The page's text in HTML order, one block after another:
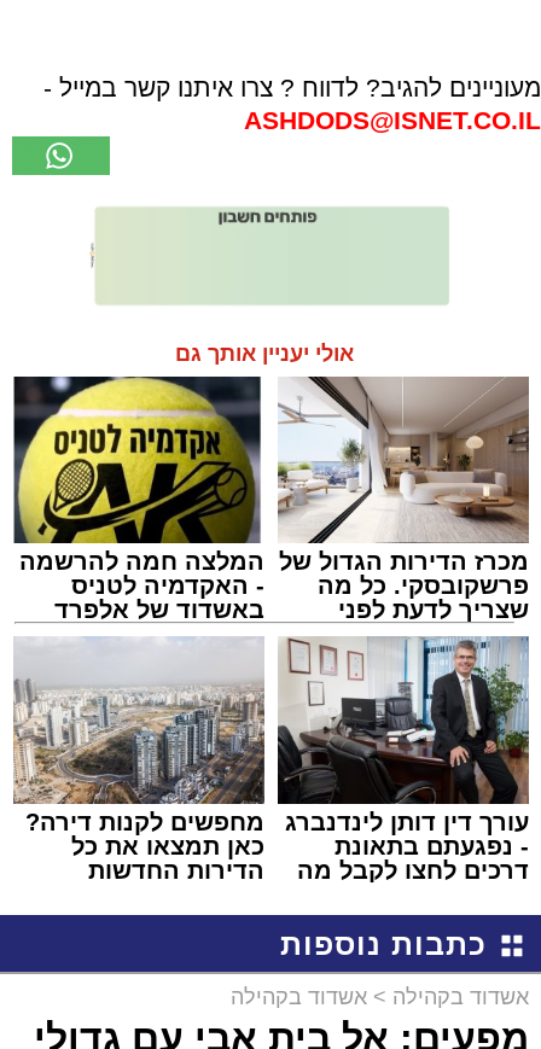
מעוניינים להגיב? לדווח ? צרו איתנו קשר במייל -
ASHDODS@ISNET.CO.IL
אולי יעניין אותך גם
מכרז הדירות הגדול של
פרשקובסקי. כל מה
שצריך לדעת לפני
שמגישים הצעה לדירה
באשדוד
המלצה חמה להרשמה
- האקדמיה לטניס
באשדוד של אלפרד
קריאולנסקי - לילדים
עורך דין דותן לינדנברג
- נפגעתם בתאונת
דרכים לחצו לקבל מה
מחפשים לקנות דירה?
כאן תמצאו את כל
הדירות החדשות
כתבות נוספות
אשדוד בקהילה > אשדוד בקהילה
מפעים: אל בית אבי עם גדולי